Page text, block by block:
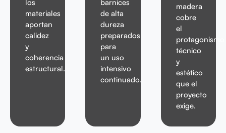
los
materiales
aportan
calidez
y
coherencia
estructural.
barnices
de alta
dureza
preparados
para
un uso
intensivo
continuado.
madera
cobre
el
protagonismo
técnico
y
estético
que el
proyecto
exige.